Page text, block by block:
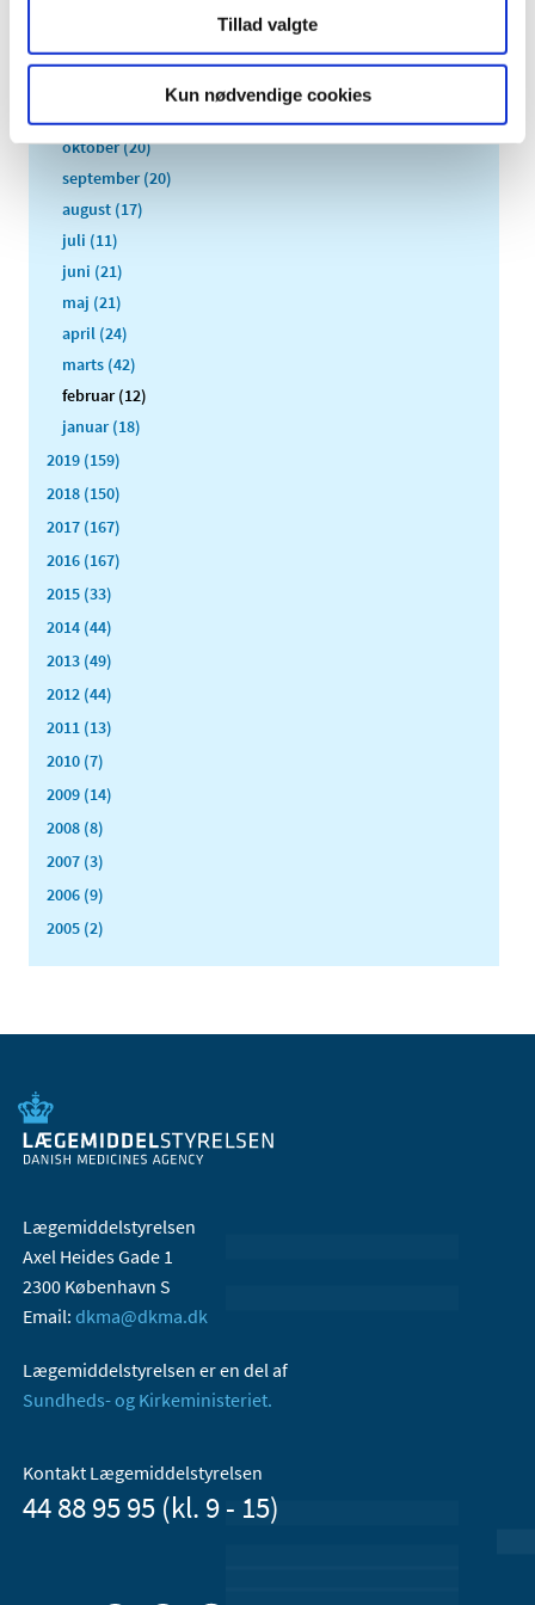
Tillad valgte
Kun nødvendige cookies
2020 (263)
oktober (20)
september (20)
august (17)
juli (11)
juni (21)
maj (21)
april (24)
marts (42)
februar (12)
januar (18)
2019 (159)
2018 (150)
2017 (167)
2016 (167)
2015 (33)
2014 (44)
2013 (49)
2012 (44)
2011 (13)
2010 (7)
2009 (14)
2008 (8)
2007 (3)
2006 (9)
2005 (2)
Lægemiddelstyrelsen
Axel Heides Gade 1
2300 København S
Email: dkma@dkma.dk
Lægemiddelstyrelsen er en del af
Sundheds- og Kirkeministeriet.
Kontakt Lægemiddelstyrelsen
44 88 95 95 (kl. 9 - 15)